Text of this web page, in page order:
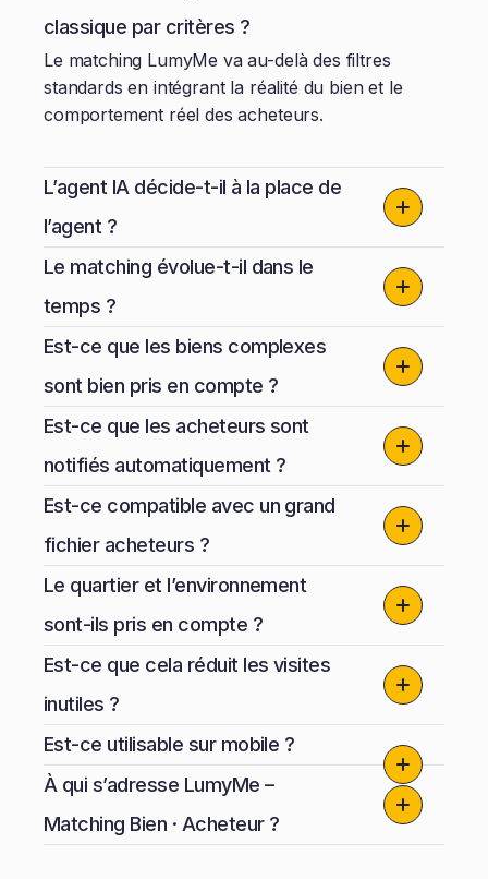
classique par critères ?
Le matching LumyMe va au-delà des filtres
standards en intégrant la réalité du bien et le
comportement réel des acheteurs.
L’agent IA décide-t-il à la place de
l’agent ?
Le matching évolue-t-il dans le
temps ?
Est-ce que les biens complexes
sont bien pris en compte ?
Est-ce que les acheteurs sont
notifiés automatiquement ?
Est-ce compatible avec un grand
fichier acheteurs ?
Le quartier et l’environnement
sont-ils pris en compte ?
Est-ce que cela réduit les visites
inutiles ?
Est-ce utilisable sur mobile ?
À qui s’adresse LumyMe –
Matching Bien · Acheteur ?